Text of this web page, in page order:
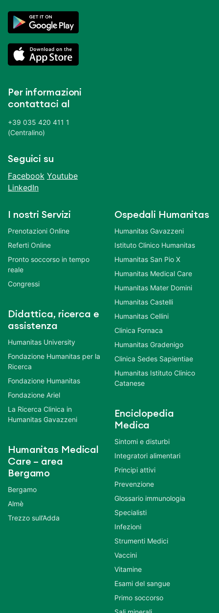
Per informazioni
contattaci al
+39 035 420 411 1
(Centralino)
Seguici su
Facebook Youtube
LinkedIn
I nostri Servizi
Prenotazioni Online
Referti Online
Pronto soccorso in tempo
reale
Congressi
Didattica, ricerca e
assistenza
Humanitas University
Fondazione Humanitas per la
Ricerca
Fondazione Humanitas
Fondazione Ariel
La Ricerca Clinica in
Humanitas Gavazzeni
Humanitas Medical
Care – area
Bergamo
Bergamo
Almè
Trezzo sull’Adda
Ospedali Humanitas
Humanitas Gavazzeni
Istituto Clinico Humanitas
Humanitas San Pio X
Humanitas Medical Care
Humanitas Mater Domini
Humanitas Castelli
Humanitas Cellini
Clinica Fornaca
Humanitas Gradenigo
Clinica Sedes Sapientiae
Humanitas Istituto Clinico
Catanese
Enciclopedia
Medica
Sintomi e disturbi
Integratori alimentari
Principi attivi
Prevenzione
Glossario immunologia
Specialisti
Infezioni
Strumenti Medici
Vaccini
Vitamine
Esami del sangue
Primo soccorso